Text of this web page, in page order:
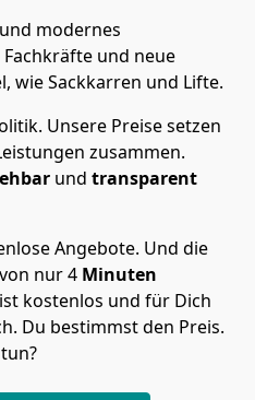
modernes
und neue
wie Sackkarren und Lifte.
Unsere Preise setzen
zusammen.
und transparent
Angebote. Und die
nur4 Minuten
kostenlos und für Dich
Du bestimmst den Preis.